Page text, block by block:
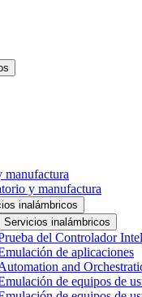
manufactura
y manufactura
inalámbricos
Servicios inalámbricos
del Controlador
de aplicaciones
and
de equipos de